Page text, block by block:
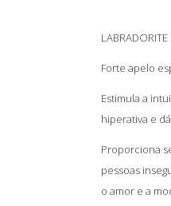
LABRADORITE
Forte apelo
Estimula a
hiperativa e
Proporciona
pessoas
o amor e a